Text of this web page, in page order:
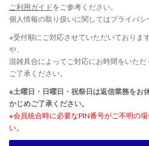
ご利用ガイドをご参考ください。
個人情報の取り扱いに関してはプライバシ
※受付順にご対応させていただいておりま
や、
混雑具合によってご対応にお時間をいた
ご了承ください。
※土曜日・日曜日・祝祭日は返信業務をお
かじめご了承ください。
※会員統合時に必要なPIN番号がご不明の
い。